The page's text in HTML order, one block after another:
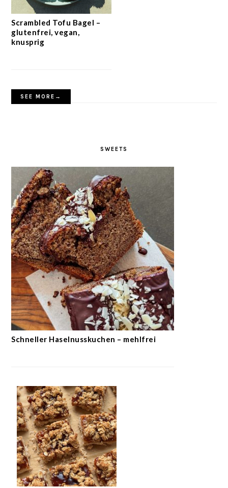
Scrambled Tofu Bagel –
glutenfrei, vegan,
knusprig
SEE MORE→
SWEETS
Schneller Haselnusskuchen – mehlfrei